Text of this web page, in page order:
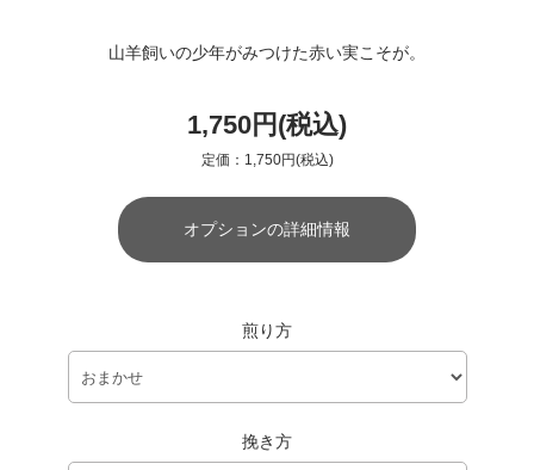
山羊飼いの少年がみつけた赤い実こそが。
1,750円(税込)
定価：1,750円(税込)
オプションの詳細情報
煎り方
挽き方